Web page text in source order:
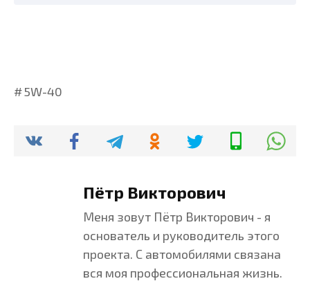
5W-40
Пётр Викторович
Меня зовут Пётр Викторович - я
основатель и руководитель этого
проекта. С автомобилями связана
вся моя профессиональная жизнь.